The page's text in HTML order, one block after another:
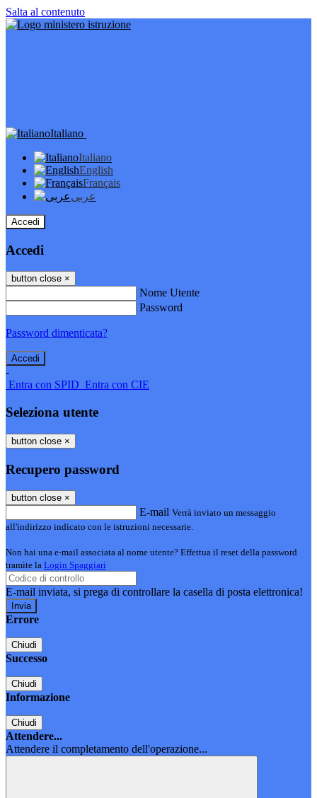
Salta al contenuto
Italiano
Italiano
English
Français
عربى
Accedi
Accedi
button close ×
Nome Utente
Password
Password dimenticata?
-
Entra con SPID Entra con CIE
Seleziona utente
button close ×
Recupero password
button close ×
E-mail Verrà inviato un messaggio
all'indirizzo indicato con le istruzioni necessarie.
Non hai una e-mail associata al nome utente? Effettua il reset della password
tramite la Login Spaggiari
E-mail inviata, si prega di controllare la casella di posta elettronica!
Errore
Chiudi
Successo
Chiudi
Informazione
Chiudi
Attendere...
Attendere il completamento dell'operazione...